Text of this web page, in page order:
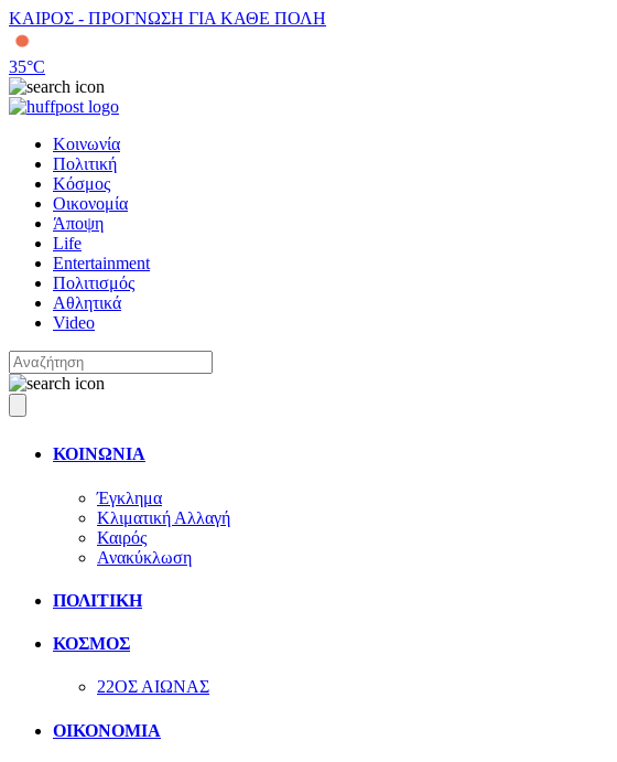
ΚΑΙΡΟΣ - ΠΡΟΓΝΩΣΗ ΓΙΑ ΚΑΘΕ ΠΟΛΗ
35°C
Κοινωνία
Πολιτική
Κόσμος
Οικονομία
Άποψη
Life
Entertainment
Πολιτισμός
Αθλητικά
Video
ΚΟΙΝΩΝΙΑ
Έγκλημα
Κλιματική Αλλαγή
Καιρός
Ανακύκλωση
ΠΟΛΙΤΙΚΗ
ΚΟΣΜΟΣ
22ΟΣ ΑΙΩΝΑΣ
ΟΙΚΟΝΟΜΙΑ